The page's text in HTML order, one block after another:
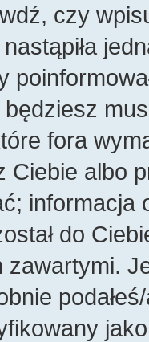
czy
fora
Ciebie albo
do